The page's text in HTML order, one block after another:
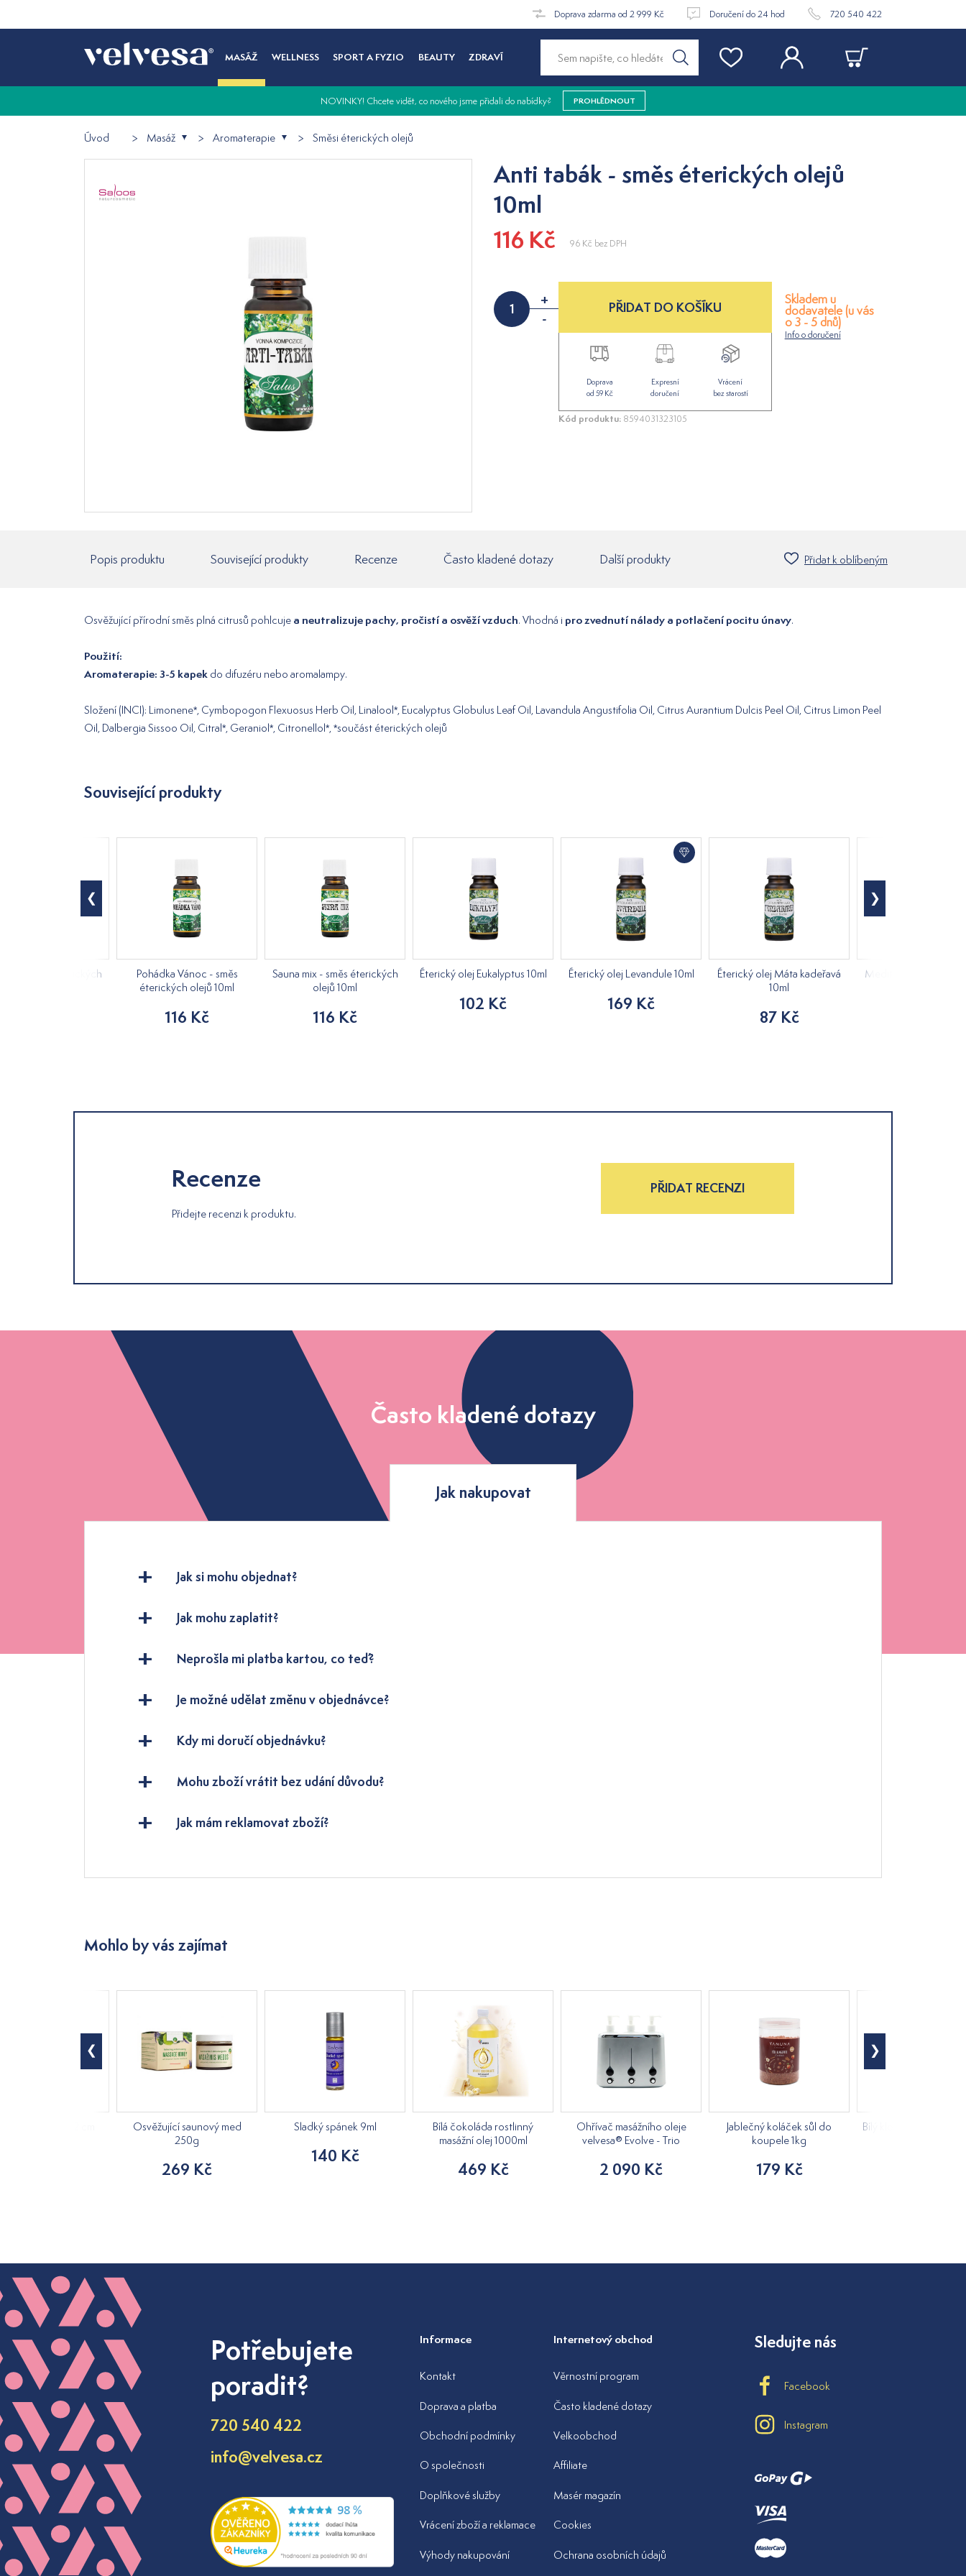
Doprava zdarma od 2 999 Kč Doručení do 24 hod 720 540 422
MASÁŽ WELLNESS SPORT A FYZIO BEAUTY ZDRAVÍ
NOVINKY! Chcete vidět, co nového jsme přidali do nabídky? PROHLÉDNOUT
Úvod Masáž Aromaterapie Směsi éterických olejů
Anti tabák - směs éterických olejů
10ml
116 Kč
96 Kč bez DPH
+
-
Skladem u
dodavatele (u vás
o 3 - 5 dnů)
Info o doručení
PŘIDAT DO KOŠÍKU
Doprava
od 59 Kč
Expresní
doručení
Vrácení
bez starostí
Kód produktu: 8594031323105
Popis produktu Související produkty Recenze Často kladené dotazy Další produkty Přidat k oblíbeným
Osvěžující přírodní směs plná citrusů pohlcuje a neutralizuje pachy, pročistí a osvěží vzduch. Vhodná i pro zvednutí nálady a potlačení pocitu únavy.
Použití:
Aromaterapie: 3-5 kapek do difuzéru nebo aromalampy.
Složení (INCI): Limonene*, Cymbopogon Flexuosus Herb Oil, Linalool*, Eucalyptus Globulus Leaf Oil, Lavandula Angustifolia Oil, Citrus Aurantium Dulcis Peel Oil, Citrus Limon Peel
Oil, Dalbergia Sissoo Oil, Citral*, Geraniol*, Citronellol*, *součást éterických olejů
Související produkty
- směs éterických
Pohádka Vánoc - směs
éterických olejů 10ml
116 Kč
Sauna mix - směs éterických
olejů 10ml
116 Kč
Éterický olej Eukalyptus 10ml
102 Kč
Éterický olej Levandule 10ml
169 Kč
Éterický olej Máta kadeřavá
10ml
87 Kč
Meditace - směs
Recenze
Přidejte recenzi k produktu.
PŘIDAT RECENZI
Často kladené dotazy
Jak nakupovat
Jak si mohu objednat?
Jak mohu zaplatit?
Neprošla mi platba kartou, co teď?
Je možné udělat změnu v objednávce?
Kdy mi doručí objednávku?
Mohu zboží vrátit bez udání důvodu?
Jak mám reklamovat zboží?
Mohlo by vás zajímat
Osvěžující saunový med
250g
269 Kč
Sladký spánek 9ml
140 Kč
Bílá čokoláda rostlinný
masážní olej 1000ml
469 Kč
Ohřívač masážního oleje
velvesa® Evolve - Trio
2 090 Kč
Jablečný koláček sůl do
koupele 1kg
179 Kč
Bílý klobouk do sauny
Potřebujete
poradit?
720 540 422
info@velvesa.cz
Informace
Kontakt
Doprava a platba
Obchodní podmínky
O společnosti
Doplňkové služby
Vrácení zboží a reklamace
Výhody nakupování
Internetový obchod
Věrnostní program
Často kladené dotazy
Velkoobchod
Affiliate
Masér magazín
Cookies
Ochrana osobních údajů
Sledujte nás
Facebook
Instagram